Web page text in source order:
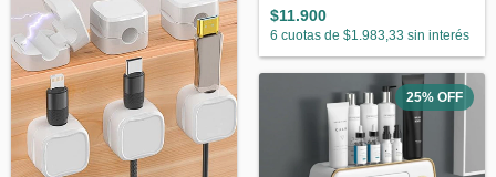
$11.900
6 cuotas de $1.983,33 sin interés
25% OFF